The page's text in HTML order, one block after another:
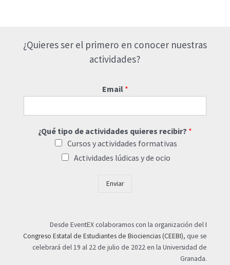
AL
URBANISMO
¿Quieres ser el primero en conocer nuestras
actividades?
Email *
¿Qué tipo de actividades quieres recibir? *
Cursos y actividades formativas
Actividades lúdicas y de ocio
Enviar
Desde EventEX colaboramos con la organización delI
Congreso Estatal de Estudiantes de Biociencias (CEEBI), que se
celebrará del 19 al 22 de julio de 2022 en la Universidad de
Granada.